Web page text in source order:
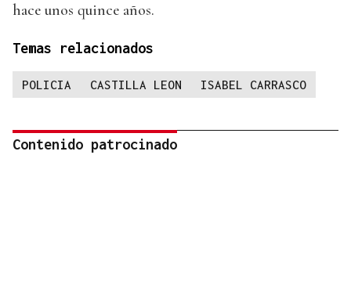
hace unos quince años.
Temas relacionados
POLICIA CASTILLA LEON ISABEL CARRASCO
Contenido patrocinado